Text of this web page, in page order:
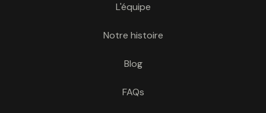
L'équipe
Notre histoire
Blog
FAQs